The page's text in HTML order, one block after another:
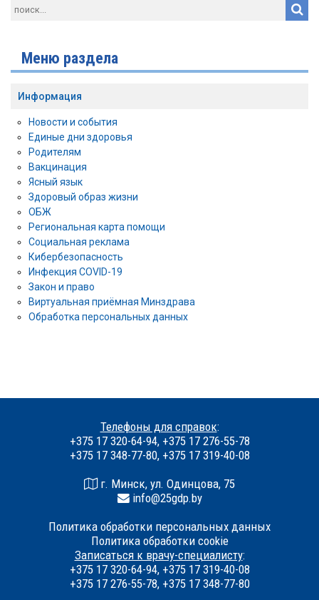
Меню раздела
Информация
Новости и события
Единые дни здоровья
Родителям
Вакцинация
Ясный язык
Здоровый образ жизни
ОБЖ
Региональная карта помощи
Социальная реклама
Кибербезопасность
Инфекция COVID-19
Закон и право
Виртуальная приёмная Минздрава
Обработка персональных данных
Телефоны для справок:
+375 17 320-64-94, +375 17 276-55-78
+375 17 348-77-80, +375 17 319-40-08
г. Минск, ул. Одинцова, 75
info@25gdp.by
Политика обработки персональных данных
Политика обработки cookie
Записаться к врачу-специалисту:
+375 17 320-64-94, +375 17 319-40-08
+375 17 276-55-78, +375 17 348-77-80